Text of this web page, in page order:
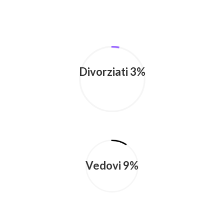
Divorziati 3%
Vedovi 9%